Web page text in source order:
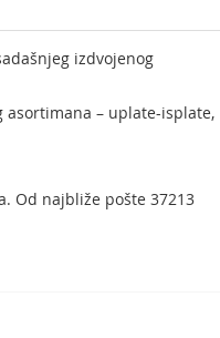
izdvojenog
asortimana – uplate-isplate,
Od najbliže pošte 37213